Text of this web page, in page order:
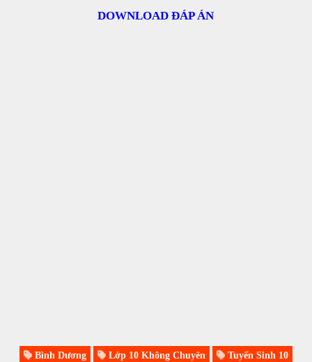
DOWNLOAD ĐÁP ÁN
Bình Dương Lớp 10 Không Chuyên Tuyển Sinh 10